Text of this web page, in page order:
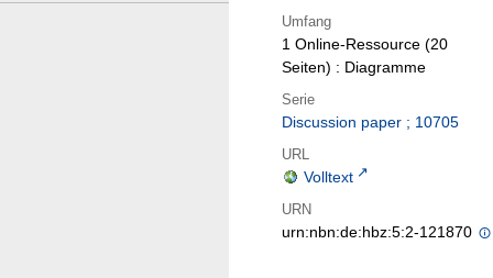
Umfang
1 Online-Ressource (20
Seiten) : Diagramme
Serie
Discussion paper ; 10705
URL
Volltext
URN
urn:nbn:de:hbz:5:2-121870